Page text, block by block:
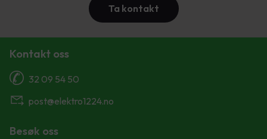
Ta kontakt
Kontakt oss
32 09 54 50
post@elektro1224.no
Besøk oss